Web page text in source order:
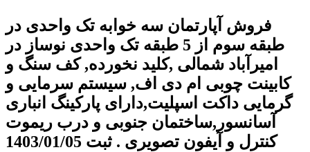
فروش آپارتمان سه خوابه تک واحدی در
طبقه سوم از 5 طبقه تک واحدی نوساز در
امیرآباد شمالی ,کلید نخورده, کف سنگ و
کابینت چوبی ام دی اف, سیستم سرمایی و
گرمایی داکت اسپلیت,دارای پارکینگ انباری
آسانسور,ساختمان جنوبی و درب ریموت
کنترل و آیفون تصویری . ثبت 1403/01/05